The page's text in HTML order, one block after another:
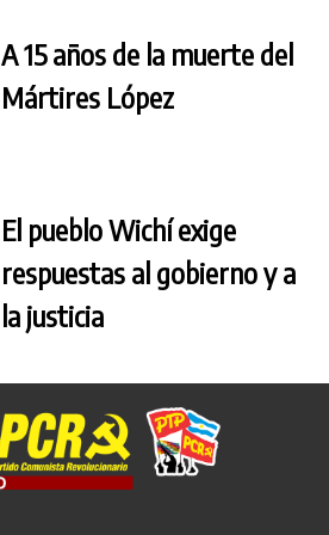
A 15 años de la muerte del
Mártires López
El pueblo Wichí exige
respuestas al gobierno y a
la justicia